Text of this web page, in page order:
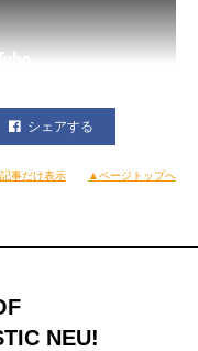
はかなりいけてる
の曲。
シェアする
事だけ表示 ▲ページトップへ
NEU!